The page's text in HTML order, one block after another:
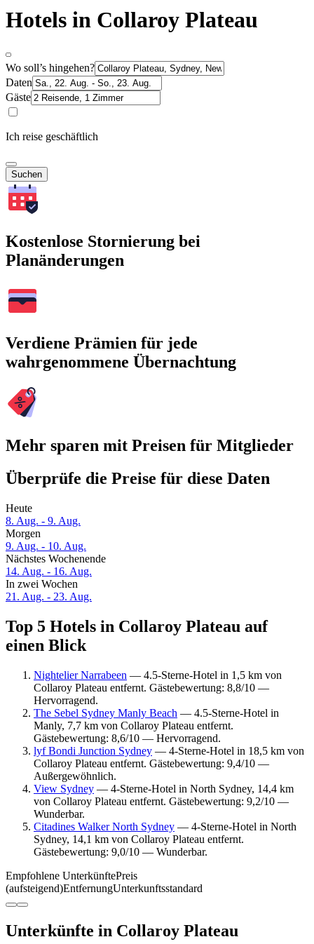
Hotels in Collaroy Plateau
Wo soll’s hingehen?
Daten
Gäste
Ich reise geschäftlich
Suchen
Kostenlose Stornierung bei
Planänderungen
Verdiene Prämien für jede
wahrgenommene Übernachtung
Mehr sparen mit Preisen für Mitglieder
Überprüfe die Preise für diese Daten
Heute
8. Aug. - 9. Aug.
Morgen
9. Aug. - 10. Aug.
Nächstes Wochenende
14. Aug. - 16. Aug.
In zwei Wochen
21. Aug. - 23. Aug.
Top 5 Hotels in Collaroy Plateau auf
einen Blick
Nightelier Narrabeen — 4.5-Sterne-Hotel in 1,5 km von
Collaroy Plateau entfernt. Gästebewertung: 8,8/10 —
Hervorragend.
The Sebel Sydney Manly Beach — 4.5-Sterne-Hotel in
Manly, 7,7 km von Collaroy Plateau entfernt.
Gästebewertung: 8,6/10 — Hervorragend.
lyf Bondi Junction Sydney — 4-Sterne-Hotel in 18,5 km von
Collaroy Plateau entfernt. Gästebewertung: 9,4/10 —
Außergewöhnlich.
View Sydney — 4-Sterne-Hotel in North Sydney, 14,4 km
von Collaroy Plateau entfernt. Gästebewertung: 9,2/10 —
Wunderbar.
Citadines Walker North Sydney — 4-Sterne-Hotel in North
Sydney, 14,1 km von Collaroy Plateau entfernt.
Gästebewertung: 9,0/10 — Wunderbar.
Empfohlene UnterkünftePreis
(aufsteigend)EntfernungUnterkunftsstandard
Unterkünfte in Collaroy Plateau